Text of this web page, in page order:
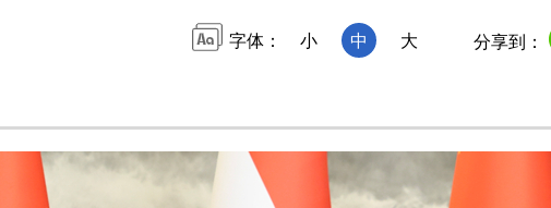
字体： 小 中 大 分享到：